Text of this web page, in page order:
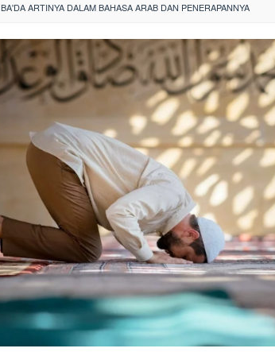
BA'DA ARTINYA DALAM BAHASA ARAB DAN PENERAPANNYA